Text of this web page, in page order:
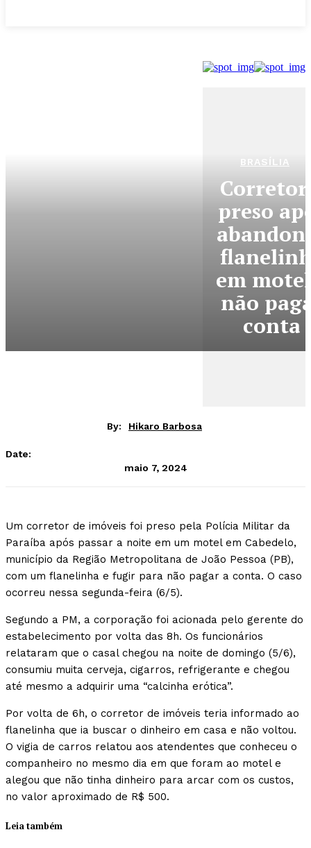
BRASÍLIA
Corretor
preso
em
não
conta
By: Hikaro Barbosa
Date:
maio 7, 2024
Um corretor de imóveis foi preso pela Polícia Militar da
Paraíba após passar a noite em um motel em Cabedelo,
município da Região Metropolitana de João Pessoa (PB),
com um flanelinha e fugir para não pagar a conta. O caso
ocorreu nessa segunda-feira (6/5).
Segundo a PM, a corporação foi acionada pelo gerente do
estabelecimento por volta das 8h. Os funcionários
relataram que o casal chegou na noite de domingo (5/6),
consumiu muita cerveja, cigarros, refrigerante e chegou
até mesmo a adquirir uma “calcinha erótica”.
Por volta de 6h, o corretor de imóveis teria informado ao
flanelinha que ia buscar o dinheiro em casa e não voltou.
O vigia de carros relatou aos atendentes que conheceu o
companheiro no mesmo dia em que foram ao motel e
alegou que não tinha dinheiro para arcar com os custos,
no valor aproximado de R$ 500.
Leia também